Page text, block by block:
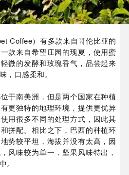
Coffee）有多款来自哥伦比亚的
款来自希望庄园的瑰夏，使用蜜
微的发酵和玫瑰香气，品尝起来
，口感柔和。
于南美洲，但是两个国家在种植
更独特的地理环境，提供更优异
用很多不同的处理方式，因此其
拼配。相比之下，巴西的种植环
势较平坦，海拔并没有太高，因
风味较为单一，坚果风味特出，
。